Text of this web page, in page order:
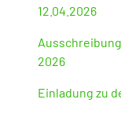
12.04.2026
2026
Einladung zu